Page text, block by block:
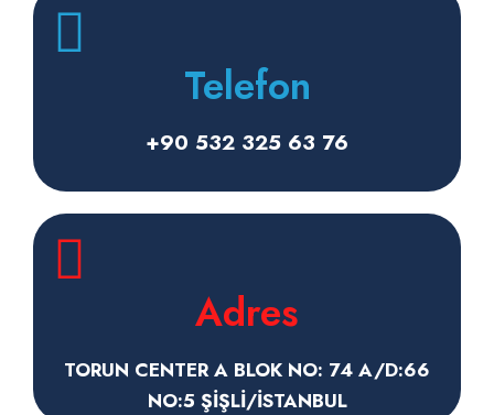
Telefon
+90 532 325 63 76
Adres
TORUN CENTER A BLOK NO: 74 A/D:66
NO:5 ŞİŞLİ/İSTANBUL